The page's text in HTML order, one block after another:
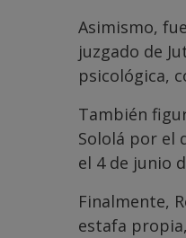
Asimismo,
juzgado de
psicológica,
También
Sololá por el
el 4 de junio
Finalmente,
estafa